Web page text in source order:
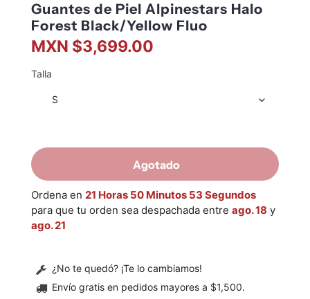
Guantes de Piel Alpinestars Halo
Forest Black/Yellow Fluo
MXN $3,699.00
Talla
Agotado
Ordena en 21 Horas 50 Minutos 52 Segundos
para que tu orden sea despachada entre ago. 18 y
ago. 21
¿No te quedó? ¡Te lo cambiamos!
Envío gratis en pedidos mayores a $1,500.